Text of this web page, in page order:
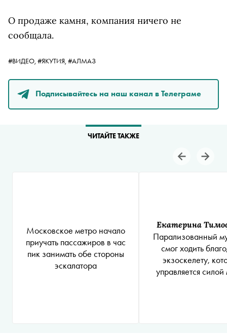
О продаже камня, компания ничего не
сообщала.
#ВИДЕО, #ЯКУТИЯ, #АЛМАЗ
Подписывайтесь на наш канал в Телеграме
ЧИТАЙТЕ ТАКЖЕ
Московское метро начало
приучать пассажиров в час
пик занимать обе стороны
эскалатора
Екатерина
Парализованный
смог ходить
экзоскелету,
управляется